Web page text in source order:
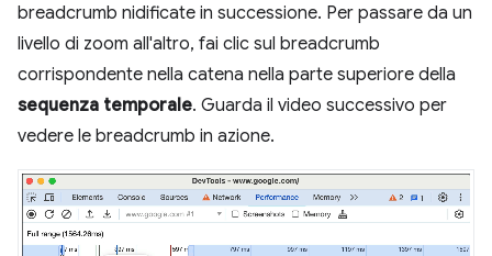
breadcrumb nidificate in successione. Per passare da un
livello di zoom all'altro, fai clic sul breadcrumb
corrispondente nella catena nella parte superiore della
sequenza temporale. Guarda il video successivo per
vedere le breadcrumb in azione.